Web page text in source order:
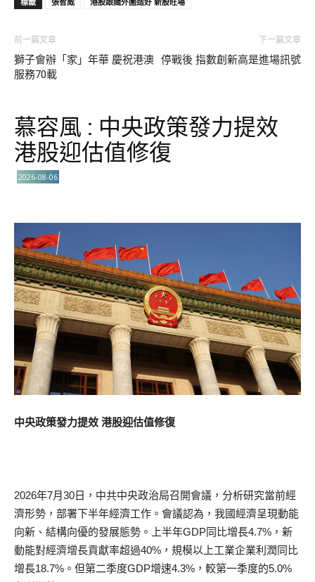
前一篇文章
獅子會辦「家」年華 慶祝港澳
服務70載
下一篇文章
停戰後 指數創新高是進場訊號
慕容風 : 中央政策發力提效
港股迎估值修復
2026-08-06
中央政策發力提效 港股迎估值修復
2026年7月30日，中共中央政治局召開會議，分析研究當前經
濟形勢，部署下半年經濟工作。會議認為，我國經濟呈現動能
向新、結構向優的發展態勢。上半年GDP同比增長4.7%，新
動能對經濟增長貢獻率超過40%，規模以上工業企業利潤同比
增長18.7%。但第二季度GDP增速4.3%，較第一季度的5.0%